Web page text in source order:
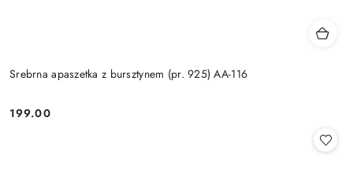
Srebrna apaszetka z bursztynem (pr. 925) AA-116
Cena:
199.00